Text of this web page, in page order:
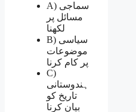
A) سماجی
مسائل پر
لکھنا
B) سیاسی
موضوعات
پر کام کرنا
C)
ہندوستانی
تاریخ کو
بیان کرنا